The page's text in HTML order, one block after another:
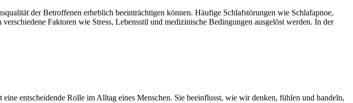
der Betroffenen erheblich beeinträchtigen können. Häufige Schlafstörungen wie Schlafapnoe,
Faktoren wie Stress, Lebensstil und medizinische Bedingungen ausgelöst werden. In der
entscheidende Rolle im Alltag eines Menschen. Sie beeinflusst, wie wir denken, fühlen und handeln,